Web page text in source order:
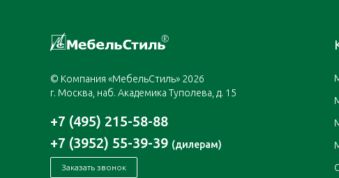
© Компания «МебельСтиль» 2026
г. Москва, наб. Академика Туполева, д. 15
+7 (495) 215-58-88
+7 (3952) 55-39-39 (дилерам)
Заказать звонок